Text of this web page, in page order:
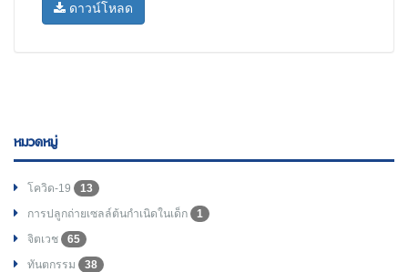
ดาวน์โหลด
หมวดหมู่
โควิด-19
13
การปลูกถ่ายเซลล์ต้นกำเนิดในเด็ก
1
จิตเวช
65
ทันตกรรม
38